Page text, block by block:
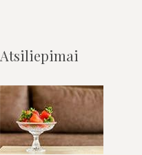
Atsiliepimai